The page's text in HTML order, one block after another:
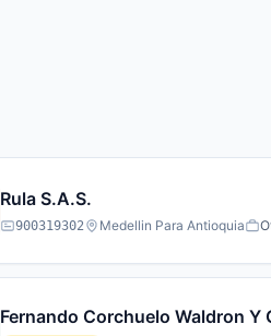
Rula S.A.S.
900319302 Medellin Para Antioquia
Fernando Corchuelo Waldron Y